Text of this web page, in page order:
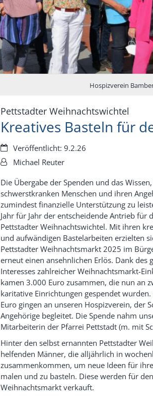
Hospizverein
Pettstadter Weihnachtswichtel
Kreatives Basteln für
Datum:Veröffentlicht: 9.2.26
Von:Michael Reuter
Die Übergabe der Spenden und das
schwerstkranken Menschen und ihren
zumindest finanzielle Unterstützung zu
Jahr für Jahr der entscheidende Antrieb für
Pettstadter Weihnachtswichtel. Mit ihren
und aufwändigen Bastelarbeiten erzielten
Pettstadter Weihnachtsmarkt 2025 im
erneut einen ansehnlichen Erlös. Dank des
Interesses zahlreicher Weihnachtsmarkt-
kamen 3.000 Euro zusammen, die nun an
karitative Einrichtungen gespendet wurden.
Euro gingen an unseren Hospizverein, der
Angehörige begleitet. Die Spende nahm
Mitarbeiterin der Pfarrei Pettstadt (m. mit
Hinter den selbst ernannten Pettstadter
helfenden Männer, die alljährlich in
zusammenkommen, um neue Ideen für
malen und zu basteln. Diese werden für
Weihnachtsmarkt verkauft.